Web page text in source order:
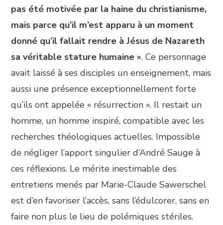
pas été motivée par la haine du christianisme,
mais parce qu’il m’est apparu à un moment
donné qu’il fallait rendre à Jésus de Nazareth
sa véritable stature humaine ». Ce personnage
avait laissé à ses disciples un enseignement, mais
aussi une présence exceptionnellement forte
qu’ils ont appelée « résurrection ». Il restait un
homme, un homme inspiré, compatible avec les
recherches théologiques actuelles. Impossible
de négliger l’apport singulier d’André Sauge à
ces réflexions. Le mérite inestimable des
entretiens menés par Marie-Claude Sawerschel
est d’en favoriser l’accès, sans l’édulcorer, sans en
faire non plus le lieu de polémiques stériles.